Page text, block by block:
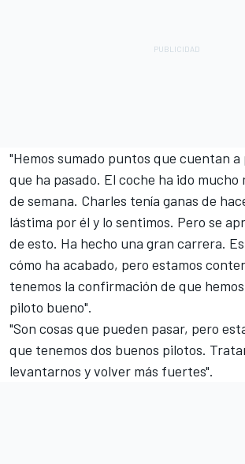
"Hemos sumado puntos que cuentan a
que ha pasado. El coche ha ido
de semana. Charles tenía ganas de
lástima por él y lo sentimos. Pero se
de esto. Ha hecho una gran carrera.
cómo ha acabado, pero estamos
tenemos la confirmación de que
piloto bueno".
"Son cosas que pueden pasar, pero
que tenemos dos buenos pilotos.
levantarnos y volver más fuertes".